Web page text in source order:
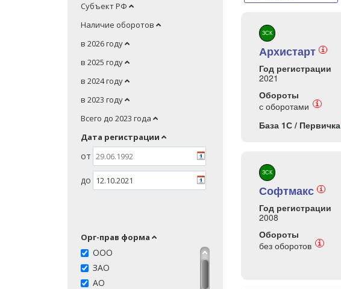
Субъект РФ
Наличие оборотов
в 2026 году
в 2025 году
в 2024 году
в 2023 году
Всего до 2023 года
Дата регистрации
от
до
Орг-прав форма
ООО
ЗАО
АО
ЗСК
Архистарт i
Год регистрации
2021
Обороты
с оборотами
i
База 1С / Первичка
ЗСК
Софтмакс i
Год регистрации
2008
Обороты
без оборотов
i